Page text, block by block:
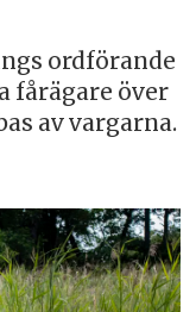
ordförande
fårägare över
av vargarna.